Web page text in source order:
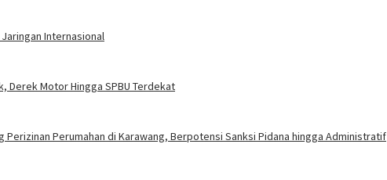
Jaringan Internasional
Derek Motor Hingga SPBU Terdekat
Perizinan Perumahan di Karawang, Berpotensi Sanksi Pidana hingga Administratif